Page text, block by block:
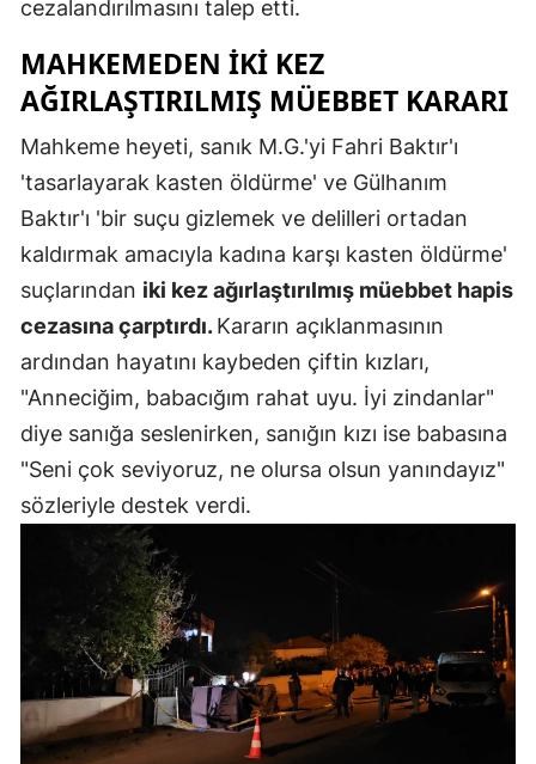
cezalandırılmasını talep etti.
MAHKEMEDEN IKI KEZ
AĞIRLAŞTIRILMIŞ MÜEBBET KARARI
Mahkeme heyeti, sanık M.G.'yi Fahri Baktır'ı
'tasarlayarak kasten öldürme' ve Gülhanım
Baktır'ı 'bir suçu gizlemek ve delilleri ortadan
kaldırmak amacıyla kadına karşı kasten öldürme'
suçlarından iki kez ağırlaştırılmış müebbet hapis
cezasına çarptırdı.Kararın açıklanmasının
ardından hayatını kaybeden çiftin kızları,
"Anneciğim, babacığım rahat uyu. İyi zindanlar"
diye sanığa seslenirken, sanığın kızı ise babasına
"Seni çok seviyoruz, ne olursa olsun yanındayız"
sözleriyle destek verdi.